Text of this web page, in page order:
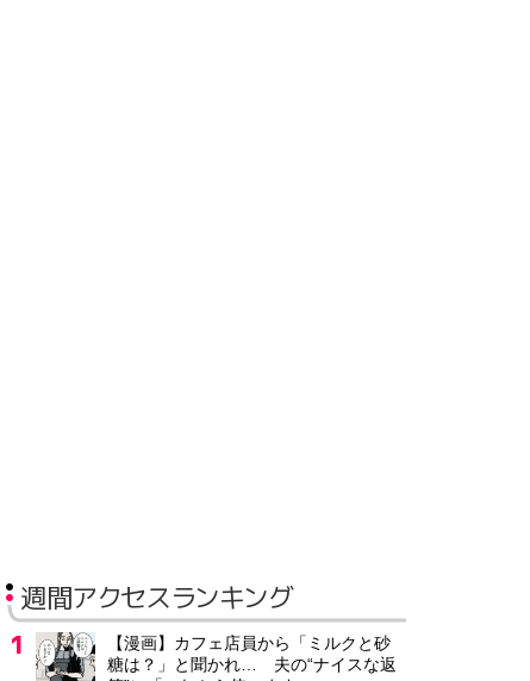
週間アクセスランキング
【漫画】カフェ店員から「ミルクと砂
糖は？」と聞かれ… 夫の“ナイスな返